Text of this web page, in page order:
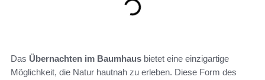
Das Übernachten im Baumhaus bietet eine einzigartige
Möglichkeit, die Natur hautnah zu erleben. Diese Form des